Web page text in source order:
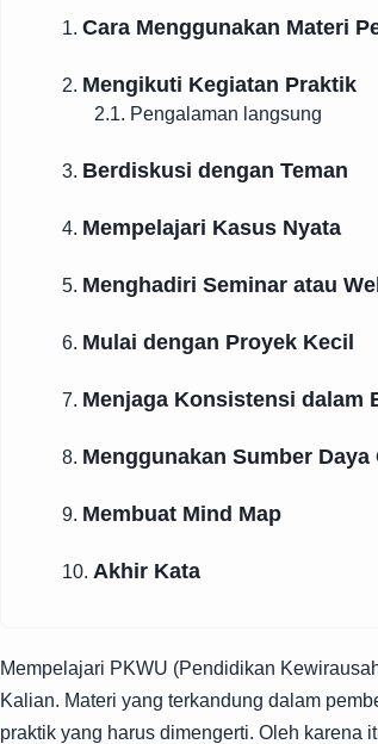
1. Cara Menggunakan Materi
2. Mengikuti Kegiatan Praktik
2.1. Pengalaman langsung
3. Berdiskusi dengan Teman
4. Mempelajari Kasus Nyata
5. Menghadiri Seminar atau
6. Mulai dengan Proyek Kecil
7. Menjaga Konsistensi dalam
8. Menggunakan Sumber Daya
9. Membuat Mind Map
10. Akhir Kata
Mempelajari PKWU (Pendidikan
Kalian. Materi yang terkandung dalam
praktik yang harus dimengerti. Oleh karena